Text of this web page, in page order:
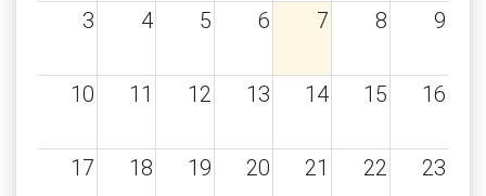
3 4 5 6 7 8 9
10 11 12 13 14 15 16
17 18 19 20 21 22 23